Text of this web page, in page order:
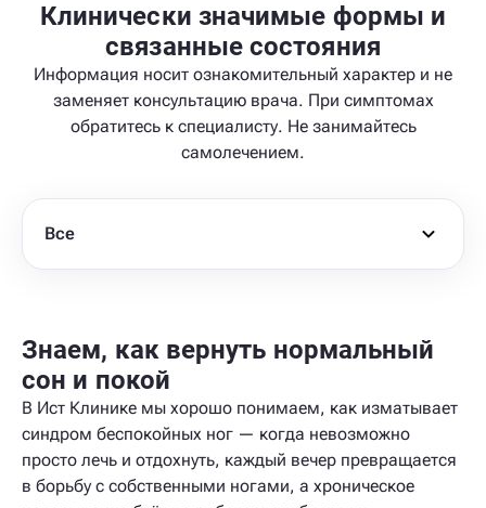
Клинически значимые формы и
связанные состояния
Информация носит ознакомительный характер и не
заменяет консультацию врача. При симптомах
обратитесь к специалисту. Не занимайтесь
самолечением.
Все
Знаем, как вернуть нормальный
сон и покой
В Ист Клинике мы хорошо понимаем, как изматывает
синдром беспокойных ног — когда невозможно
просто лечь и отдохнуть, каждый вечер превращается
в борьбу с собственными ногами, а хроническое